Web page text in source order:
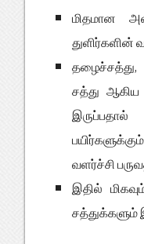
மிதமான
துளிர்களின்
தழைச்சத்து,
சத்து ஆகிய
வளர்ச்சி
இதில்
சத்துக்களும்